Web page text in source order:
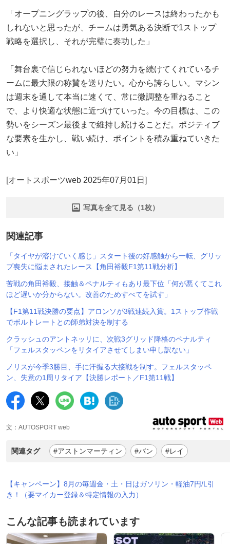
「オープニングラップの後、自分のレースは終わったかも
しれないと思ったが、チームは勇気ある決断で1ストップ
戦略を選択し、それが完璧に奏功した」
「舞台裏で信じられないほどの努力を続けてくれているチ
ームに最大限の称賛を送りたい。心から誇らしい。マシン
は週末を通して本当に速くて、常に微調整を重ねること
で、より快適な状態に近づけていった。今の目標は、この
勢いをシーズン最後まで維持し続けることだ。ポジティブ
な要素を生かし、戦い続け、ポイントを積み重ねていきた
い」
[オートスポーツweb 2025年07月01日]
写真を全て見る（1枚）
関連記事
「タイヤが溶けていく感じ」スタート後の好感触から一転、グリッ
プ喪失に悩まされたレース【角田裕毅F1第11戦分析】
苦戦の角田裕毅、接触＆ペナルティもあり最下位「何が悪くてこれ
ほど遅いか分からない。改善のためすべてを試す」
【F1第11戦決勝の要点】アロンソが3戦連続入賞。1ストップ作戦
でボルトレートとの師弟対決を制する
クラッシュのアントネッリに、次戦3グリッド降格のペナルティ
「フェルスタッペンをリタイアさせてしまい申し訳ない」
ノリスが今季3勝目、手に汗握る大接戦を制す。フェルスタッペ
ン、失意の1周リタイア【決勝レポート／F1第11戦】
文：AUTOSPORT web
関連タグ #アストンマーティン #バン #レイ
【キャンペーン】8月の毎週金・土・日はガソリン・軽油7円/L引
き！（要マイカー登録＆特定情報の入力）
こんな記事も読まれています